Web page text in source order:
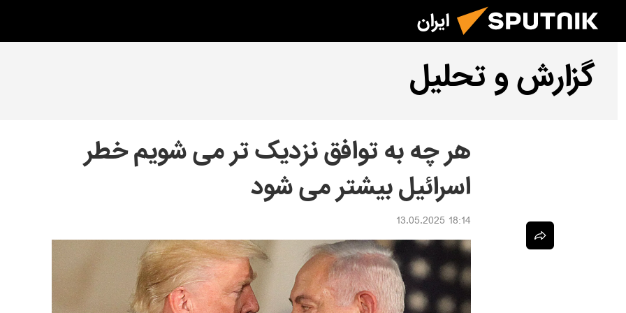
ایران
گزارش و تحلیل
هر چه به توافق نزدیک تر می شویم خطر
اسرائیل بیشتر می شود
18:14 13.05.2025